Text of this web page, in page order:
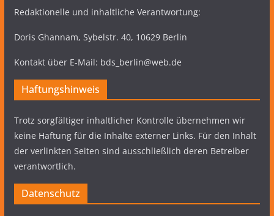
Redaktionelle und inhaltliche Verantwortung:
Doris Ghannam, Sybelstr. 40, 10629 Berlin
Kontakt über E-Mail: bds_berlin@web.de
Haftungshinweis
Trotz sorgfältiger inhaltlicher Kontrolle übernehmen wir
keine Haftung für die Inhalte externer Links. Für den Inhalt
der verlinkten Seiten sind ausschließlich deren Betreiber
verantwortlich.
Datenschutz